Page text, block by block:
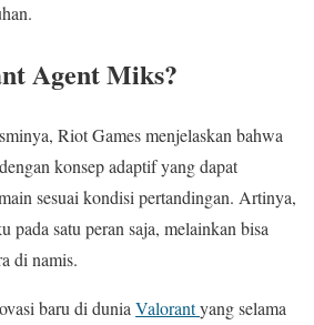
Agent Miks?
Riot Gamesmenjelaskan bahwa
konsep adaptif yang dapat
sesuai kondisi pertandingan. Artinya,
pada satu peran saja, melainkan bisa
di namis.
baru di dunia Valorantyang selama